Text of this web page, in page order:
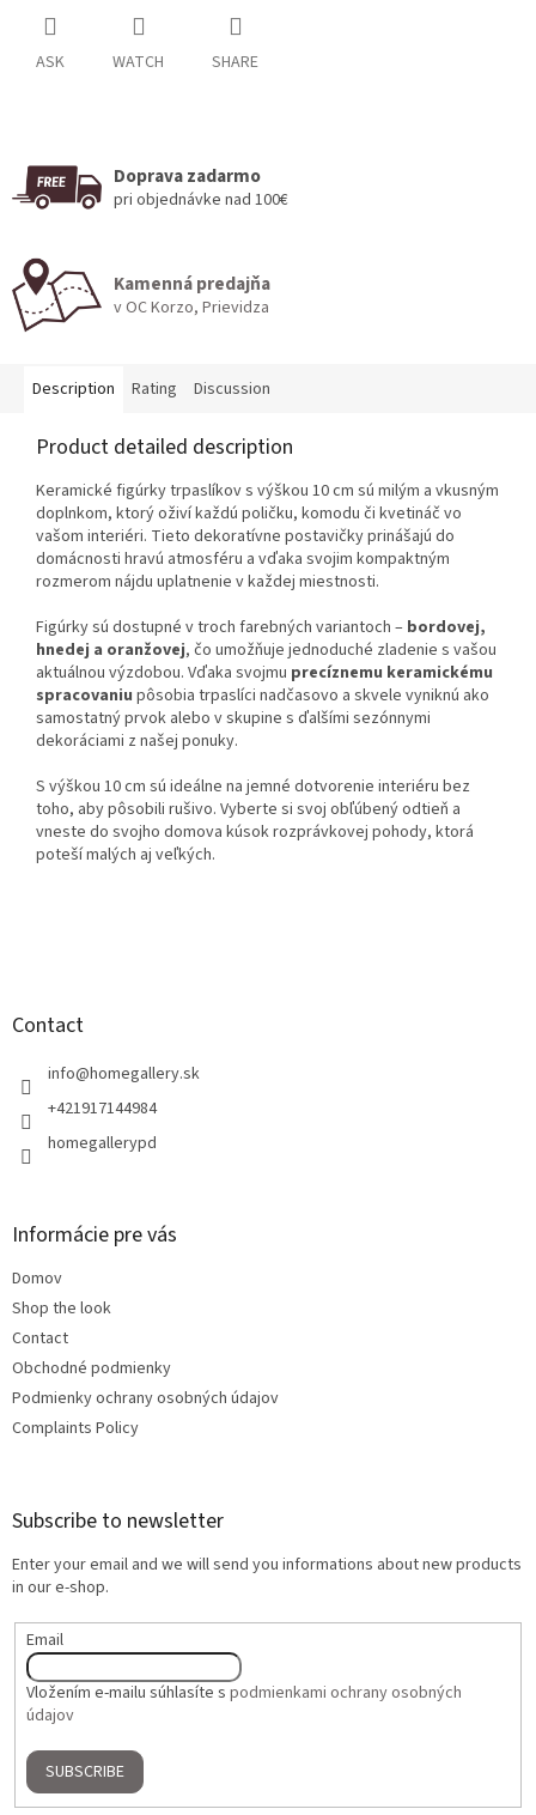
ASK WATCH SHARE
Doprava zadarmo
pri objednávke nad 100€
Kamenná predajňa
v OC Korzo, Prievidza
Description Rating Discussion
Product detailed description
Keramické figúrky trpaslíkov s výškou 10 cm sú milým a vkusným
doplnkom, ktorý oživí každú poličku, komodu či kvetináč vo
vašom interiéri. Tieto dekoratívne postavičky prinášajú do
domácnosti hravú atmosféru a vďaka svojim kompaktným
rozmerom nájdu uplatnenie v každej miestnosti.
Figúrky sú dostupné v troch farebných variantoch – bordovej,
hnedej a oranžovej, čo umožňuje jednoduché zladenie s vašou
aktuálnou výzdobou. Vďaka svojmu precíznemu keramickému
spracovaniu pôsobia trpaslíci nadčasovo a skvele vyniknú ako
samostatný prvok alebo v skupine s ďalšími sezónnymi
dekoráciami z našej ponuky.
S výškou 10 cm sú ideálne na jemné dotvorenie interiéru bez
toho, aby pôsobili rušivo. Vyberte si svoj obľúbený odtieň a
vneste do svojho domova kúsok rozprávkovej pohody, ktorá
poteší malých aj veľkých.
Contact
info@homegallery.sk
+421917144984
homegallerypd
Informácie pre vás
Domov
Shop the look
Contact
Obchodné podmienky
Podmienky ochrany osobných údajov
Complaints Policy
Subscribe to newsletter
Enter your email and we will send you informations about new products
in our e-shop.
Email
Vložením e-mailu súhlasíte s podmienkami ochrany osobných
údajov
SUBSCRIBE